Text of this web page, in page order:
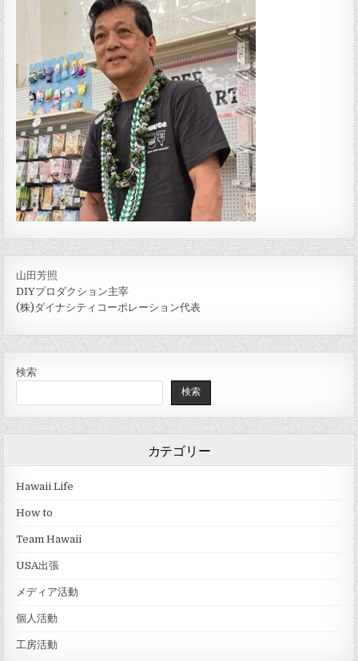
山田芳照
DIYプロダクション主宰
(株)ダイナシティコーポレーション代表
検索
検索
カテゴリー
Hawaii Life
How to
Team Hawaii
USA出張
メディア活動
個人活動
工房活動